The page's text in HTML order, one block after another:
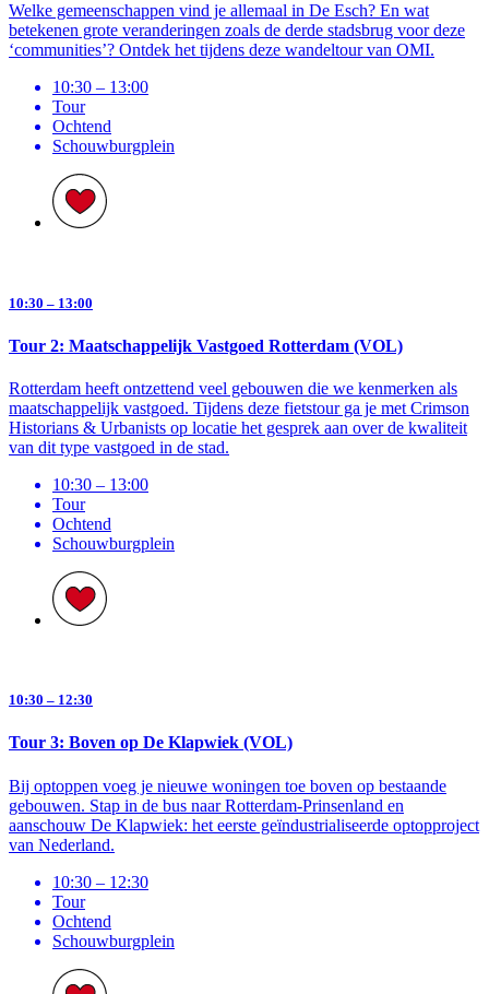
Welke gemeenschappen vind je allemaal in De Esch? En wat
betekenen grote veranderingen zoals de derde stadsbrug voor deze
‘communities’? Ontdek het tijdens deze wandeltour van OMI.
10:30 – 13:00
Tour
Ochtend
Schouwburg­plein
10:30 – 13:00
Tour 2: Maatschappelijk Vastgoed Rotterdam (VOL)
Rotterdam heeft ontzettend veel gebouwen die we kenmerken als
maatschappelijk vastgoed. Tijdens deze fietstour ga je met Crimson
Historians & Urbanists op locatie het gesprek aan over de kwaliteit
van dit type vastgoed in de stad.
10:30 – 13:00
Tour
Ochtend
Schouwburg­plein
10:30 – 12:30
Tour 3: Boven op De Klapwiek (VOL)
Bij optoppen voeg je nieuwe woningen toe boven op bestaande
gebouwen. Stap in de bus naar Rotterdam-Prinsenland en
aanschouw De Klapwiek: het eerste geïndustrialiseerde optopproject
van Nederland.
10:30 – 12:30
Tour
Ochtend
Schouwburg­plein